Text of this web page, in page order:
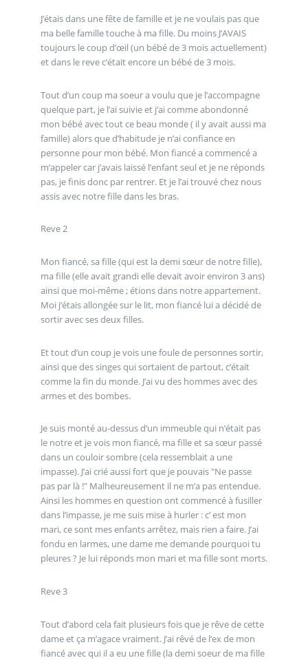
J’étais dans une fête de famille et je ne voulais pas que
ma belle famille touche à ma fille. Du moins J’AVAIS
toujours le coup d’œil (un bébé de 3 mois actuellement)
et dans le reve c’était encore un bébé de 3 mois.
Tout d’un coup ma soeur a voulu que je l’accompagne
quelque part, je l’ai suivie et j’ai comme abondonné
mon bébé avec tout ce beau monde ( il y avait aussi ma
famille) alors que d’habitude je n’ai confiance en
personne pour mon bébé. Mon fiancé a commencé a
m’appeler car j’avais laissé l’enfant seul et je ne réponds
pas, je finis donc par rentrer. Et je l’ai trouvé chez nous
assis avec notre fille dans les bras.
Reve 2
Mon fiancé, sa fille (qui est la demi sœur de notre fille),
ma fille (elle avait grandi elle devait avoir environ 3 ans)
ainsi que moi-même ; étions dans notre appartement.
Moi j’étais allongée sur le lit, mon fiancé lui a décidé de
sortir avec ses deux filles.
Et tout d’un coup je vois une foule de personnes sortir,
ainsi que des singes qui sortaient de partout, c’était
comme la fin du monde. J’ai vu des hommes avec des
armes et des bombes.
Je suis monté au-dessus d’un immeuble qui n’était pas
le notre et je vois mon fiancé, ma fille et sa sœur passé
dans un couloir sombre (cela ressemblait a une
impasse). J’ai crié aussi fort que je pouvais "Ne passe
pas par là !" Malheureusement il ne m’a pas entendue.
Ainsi les hommes en question ont commencé à fusiller
dans l’impasse, je me suis mise à hurler : c’ est mon
mari, ce sont mes enfants arrêtez, mais rien a faire. J’ai
fondu en larmes, une dame me demande pourquoi tu
pleures ? Je lui réponds mon mari et ma fille sont morts.
Reve 3
Tout d’abord cela fait plusieurs fois que je rêve de cette
dame et ça m’agace vraiment. J’ai rêvé de l’ex de mon
fiancé avec qui il a eu une fille (la demi soeur de ma fille